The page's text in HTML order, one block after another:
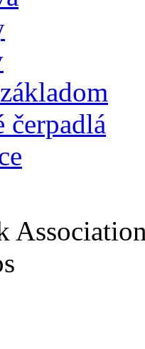
čerpadlá